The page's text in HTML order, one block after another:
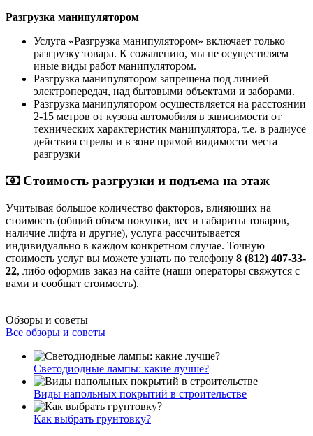
Разгрузка манипулятором
Услуга «Разгрузка манипулятором» включает только
разгрузку товара. К сожалению, мы не осуществляем
иные виды работ манипулятором.
Разгрузка манипулятором запрещена под линией
электропередач, над бытовыми объектами и заборами.
Разгрузка манипулятором осуществляется на расстоянии
2-15 метров от кузова автомобиля в зависимости от
технических характеристик манипулятора, т.е. в радиусе
действия стрелы и в зоне прямой видимости места
разгрузки
Стоимость разгрузки и подъема на этаж
Учитывая большое количество факторов, влияющих на
стоимость (общий объем покупки, вес и габариты товаров,
наличие лифта и другие), услуга рассчитывается
индивидуально в каждом конкретном случае. Точную
стоимость услуг вы можете узнать по телефону 8 (812) 407-33-
22, либо оформив заказ на сайте (наши операторы свяжутся с
вами и сообщат стоимость).
Обзоры и советы
Все обзоры и советы
Светодиодные лампы: какие лучше?
Виды напольных покрытий в строительстве
Как выбрать грунтовку?